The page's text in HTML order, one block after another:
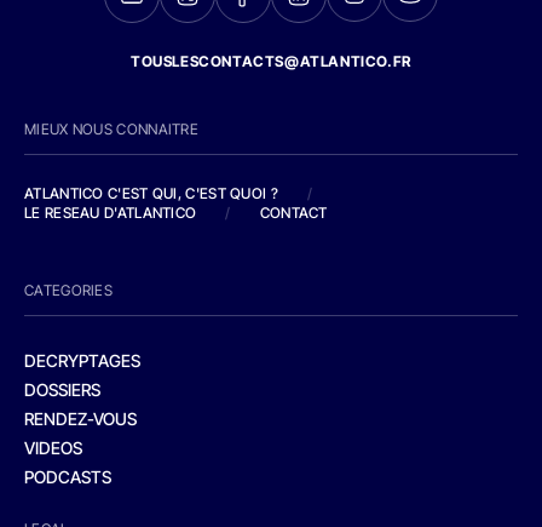
TOUSLESCONTACTS@ATLANTICO.FR
MIEUX NOUS CONNAITRE
ATLANTICO C'EST QUI, C'EST QUOI ?
/
LE RESEAU D'ATLANTICO
/ CONTACT
CATEGORIES
DECRYPTAGES
DOSSIERS
RENDEZ-VOUS
VIDEOS
PODCASTS